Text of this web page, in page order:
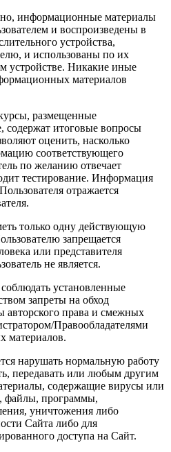
информационные материалы
и воспроизведены в
устройства,
и использованы по их
устройстве. Никакие иные
материалов
размещенные
итоговые вопросы
оценить, насколько
соответствующего
по желанию отвечает
тестирование. Информация
отражается
только одну действующую
запрещается
или представителя
не является.
установленные
запреты на обход
авторского права и смежных
Правообладателями
материалов.
нарушать нормальную работу
передавать или любым другим
содержащие вирусы или
файлы, программы,
уничтожения либо
Сайта либо для
доступа на Сайт.